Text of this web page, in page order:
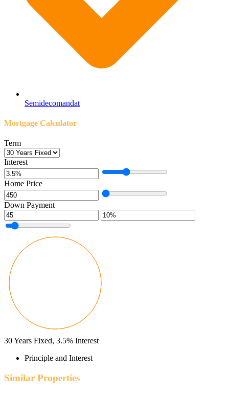
Semidecomandat
Mortgage Calculator
Term
Interest
Home Price
Down Payment
30Years Fixed, 3.5% Interest
Principle and Interest
Similar Properties